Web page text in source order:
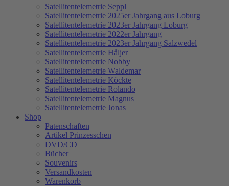
Satellitentelemetrie Seppl
Satellitentelemetrie 2025er Jahrgang aus Loburg
Satellitentelemetrie 2023er Jahrgang Loburg
Satellitentelemetrie 2022er Jahrgang
Satellitentelemetrie 2023er Jahrgang Salzwedel
Satellitentelemetrie Håljer
Satellitentelemetrie Nobby
Satellitentelemetrie Waldemar
Satellitentelemetrie Köckte
Satellitentelemetrie Rolando
Satellitentelemetrie Magnus
Satellitentelemetrie Jonas
Shop
Patenschaften
Artikel Prinzesschen
DVD/CD
Bücher
Souvenirs
Versandkosten
Warenkorb